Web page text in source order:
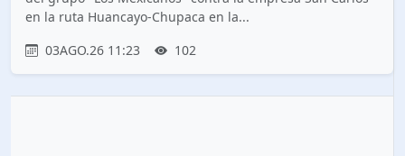
en la ruta Huancayo-Chupaca en la...
03AGO.26 11:23
102